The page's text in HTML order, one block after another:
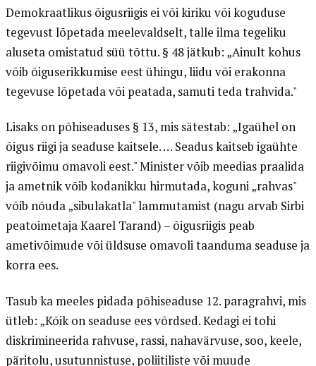
Demokraatlikus õigusriigis ei või kiriku või koguduse
tegevust lõpetada meelevaldselt, talle ilma tegeliku
aluseta omistatud süü tõttu. § 48 jätkub: „Ainult kohus
võib õiguserikkumise eest ühingu, liidu või erakonna
tegevuse lõpetada või peatada, samuti teda trahvida."
Lisaks on põhiseaduses § 13, mis sätestab: „Igaühel on
õigus riigi ja seaduse kaitsele. … Seadus kaitseb igaühte
riigivõimu omavoli eest." Minister võib meedias praalida
ja ametnik võib kodanikku hirmutada, koguni „rahvas"
võib nõuda „sibulakatla" lammutamist (nagu arvab Sirbi
peatoimetaja Kaarel Tarand) – õigusriigis peab
ametivõimude või üldsuse omavoli taanduma seaduse ja
korra ees.
Tasub ka meeles pidada põhiseaduse 12. paragrahvi, mis
ütleb: „Kõik on seaduse ees võrdsed. Kedagi ei tohi
diskrimineerida rahvuse, rassi, nahavärvuse, soo, keele,
päritolu, usutunnistuse, poliitiliste või muude